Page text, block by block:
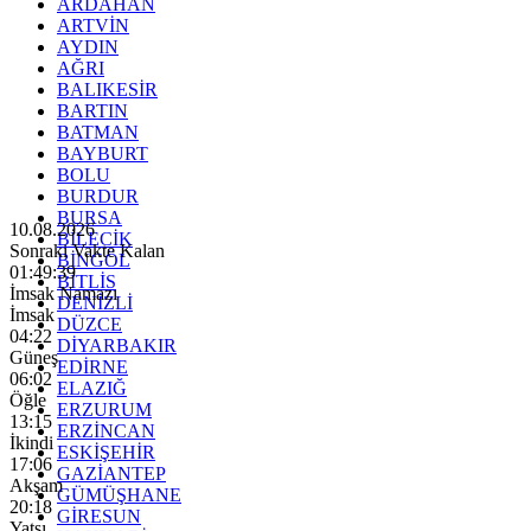
ARDAHAN
ARTVİN
AYDIN
AĞRI
BALIKESİR
BARTIN
BATMAN
BAYBURT
BOLU
BURDUR
BURSA
BİLECİK
BİNGÖL
BİTLİS
DENİZLİ
DÜZCE
DİYARBAKIR
EDİRNE
ELAZIĞ
ERZURUM
ERZİNCAN
ESKİŞEHİR
GAZİANTEP
GÜMÜŞHANE
GİRESUN
10.08.2026
Sonraki Vakte Kalan
01:49:38
İmsak Namazı
İmsak
04:22
Güneş
06:02
Öğle
13:15
İkindi
17:06
Akşam
20:18